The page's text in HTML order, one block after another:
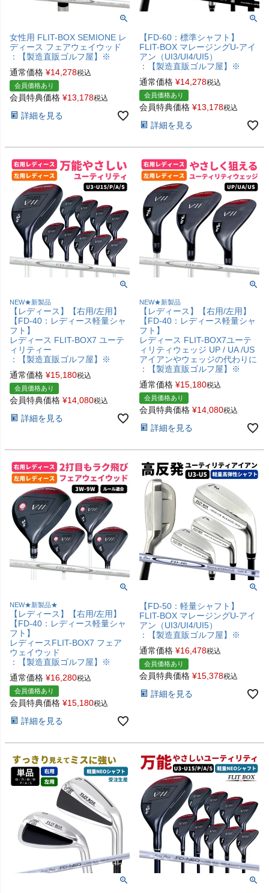
女性用 FLIT-BOX SEMIONE レ
ディース フェアウェイウッド
：【製造直販ゴルフ屋】※
通常価格 ¥14,278税込
会員価格あり
会員特典価格 ¥13,178税込
詳細を見る
【FD-60：標準シャフト】
FLIT-BOX マレージングU-アイ
アン（UI3/UI4/UI5）
：【製造直販ゴルフ屋】※
通常価格 ¥14,278税込
会員価格あり
会員特典価格 ¥13,178税込
詳細を見る
NEW★新製品
【レディース】【右用/左用】
【FD-40：レディース軽量シャ
フト】
レディース FLIT-BOX7 ユーテ
ィリティー
：【製造直販ゴルフ屋】※
通常価格 ¥15,180税込
会員価格あり
会員特典価格 ¥14,080税込
詳細を見る
NEW★新製品
【レディース】【右用/左用】
【FD-40：レディース軽量シャ
フト】
レディース FLIT-BOX7ユーテ
ィリティウェッジ UP / UA /US
アイアンやウェッジの代わりに
：【製造直販ゴルフ屋】※
通常価格 ¥15,180税込
会員価格あり
会員特典価格 ¥14,080税込
詳細を見る
NEW★新製品★
【レディース】【右用/左用】
【FD-40：レディース軽量シャ
フト】
レディースFLIT-BOX7 フェア
ウェイウッド
：【製造直販ゴルフ屋】※
通常価格 ¥16,280税込
会員価格あり
会員特典価格 ¥15,180税込
詳細を見る
【FD-50：軽量シャフト】
FLIT-BOX マレージングU-アイ
アン（UI3/UI4/UI5）
：【製造直販ゴルフ屋】※
通常価格 ¥16,478税込
会員価格あり
会員特典価格 ¥15,378税込
詳細を見る